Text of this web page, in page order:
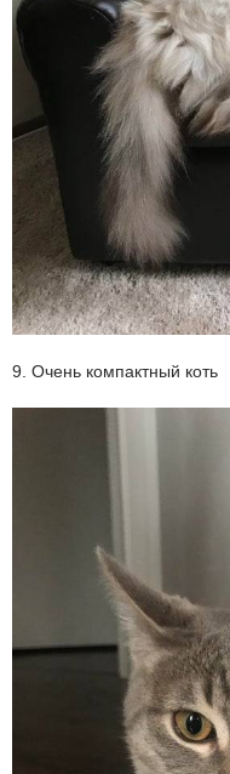
9. Очень компактный коть